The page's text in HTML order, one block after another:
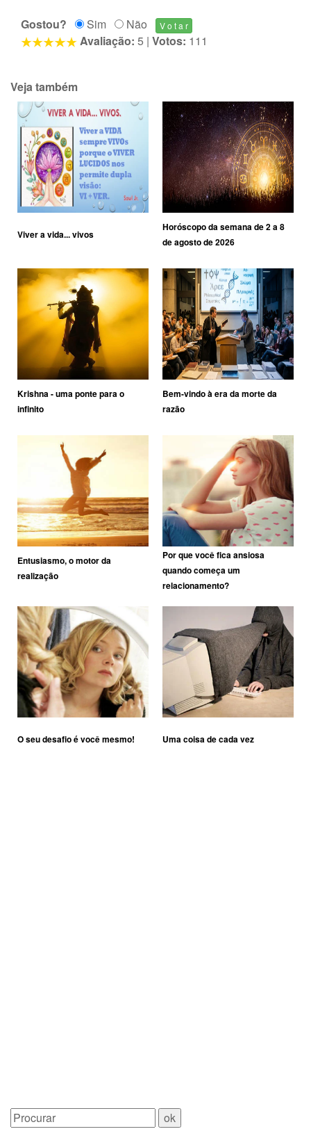
Gostou? Sim
Não
Avaliação: 5 | Votos: 111
Veja também
Viver a vida... vivos
Horóscopo da semana de 2 a 8
de agosto de 2026
Krishna - uma ponte para o
infinito
Bem-vindo à era da morte da
razão
Entusiasmo, o motor da
realização
Por que você fica ansiosa
quando começa um
relacionamento?
O seu desafio é você mesmo! Uma coisa de cada vez